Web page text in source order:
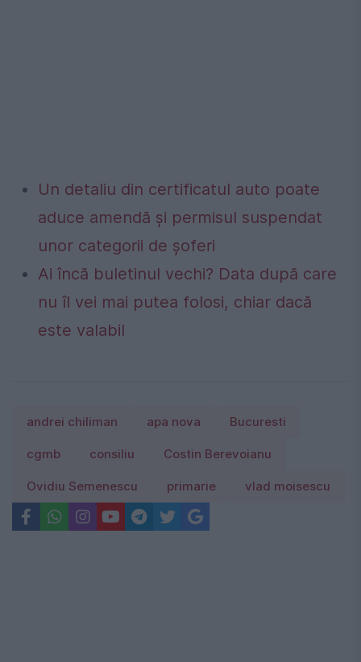
Un detaliu din certificatul auto poate
aduce amendă și permisul suspendat
unor categorii de șoferi
Ai încă buletinul vechi? Data după care
nu îl vei mai putea folosi, chiar dacă
este valabil
andrei chiliman apa nova Bucuresti
cgmb consiliu Costin Berevoianu
Ovidiu Semenescu primarie vlad moisescu